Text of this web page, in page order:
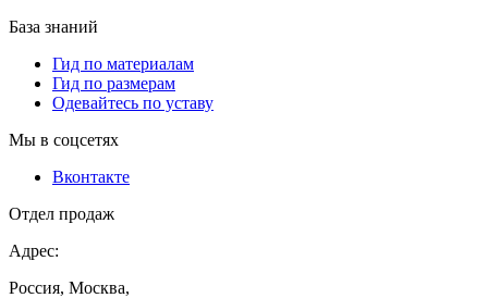
База знаний
Гид по материалам
Гид по размерам
Одевайтесь по уставу
Мы в соцсетях
Вконтакте
Отдел продаж
Адрес:
Россия, Москва,